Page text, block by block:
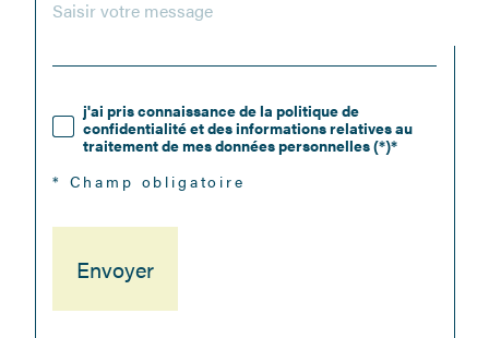
j'ai pris connaissance de la politique de
confidentialité et des informations relatives au
traitement de mes données personnelles (*)*
* Champ obligatoire
Envoyer